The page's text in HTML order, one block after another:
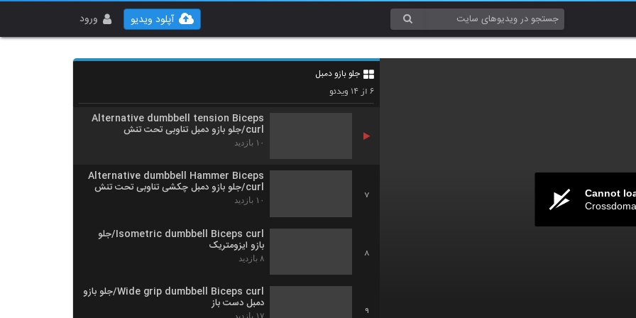
ورود آپلود ویدیو
Cannot
جلو بازو دمبل
۶از ۱۴ ویدئو
5
Dumbbell Biceps curl close grip/جلو
Alternative dumbbell tension Biceps
curl/جلو بازو دمبل تناوبی تحت تنش
۱۰ بازدید
7
Alternative dumbbell Hammer Biceps
curl/جلو بازو دمبل چکشی تناوبی تحت تنش
۱۰ بازدید
8
Isometric dumbbell Biceps curl/جلو
بازو ایزومتریک
۸ بازدید
9
Wide grip dumbbell Biceps curl/جلو بازو
دمبل دست باز